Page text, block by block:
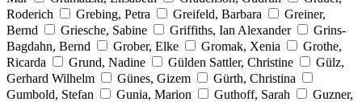
Roderich
Grebing, Petra Greifeld, Barbara
Greiner,
Bernd
Griesche, Sabine Griffiths, Ian Alexander
Grins-
Bagdahn, Bernd
Grober, Elke Gromak, Xenia
Grothe,
Ricarda
Grund, Nadine Gülden Sattler, Christine
Gülz,
Gerhard Wilhelm
Günes, Gizem
Gürth, Christina
Gumbold, Stefan
Gunia, Marion Guthoff, Sarah
Guzner,